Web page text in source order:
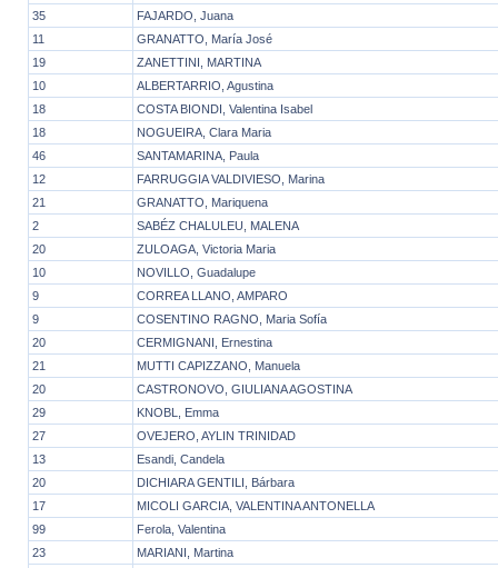
35
FAJARDO, Juana
11
GRANATTO, María José
19
ZANETTINI, MARTINA
10
ALBERTARRIO, Agustina
18
COSTA BIONDI, Valentina Isabel
18
NOGUEIRA, Clara Maria
46
SANTAMARINA, Paula
12
FARRUGGIA VALDIVIESO, Marina
21
GRANATTO, Mariquena
2
SABÉZ CHALULEU, MALENA
20
ZULOAGA, Victoria Maria
10
NOVILLO, Guadalupe
9
CORREA LLANO, AMPARO
9
COSENTINO RAGNO, Maria Sofía
20
CERMIGNANI, Ernestina
21
MUTTI CAPIZZANO, Manuela
20
CASTRONOVO, GIULIANA AGOSTINA
29
KNOBL, Emma
27
OVEJERO, AYLIN TRINIDAD
13
Esandi, Candela
20
DICHIARA GENTILI, Bárbara
17
MICOLI GARCIA, VALENTINA ANTONELLA
99
Ferola, Valentina
23
MARIANI, Martina